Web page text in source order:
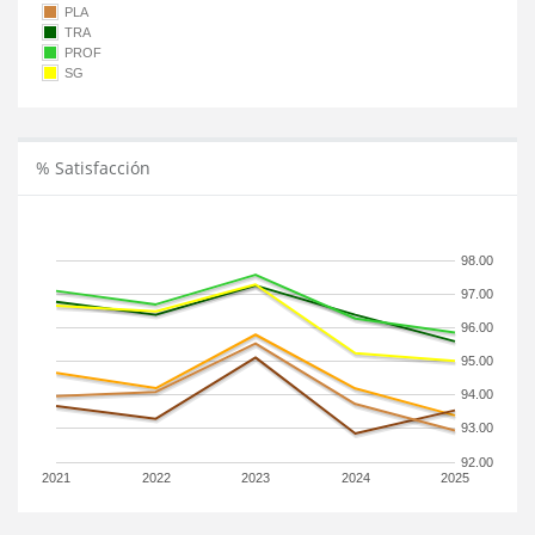
PLA
TRA
PROF
SG
% Satisfacción
2021 2022 2023 2024 2025
92.00
93.00
94.00
95.00
96.00
97.00
98.00